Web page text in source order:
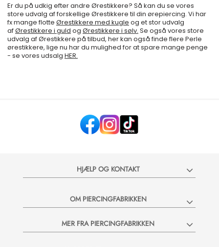
Er du på udkig efter andre Ørestikkere? Så kan du se vores
store udvalg af forskellige Ørestikkere til din ørepiercing. Vi har
fx mange flotte Ørestikkere med kugle og et stor udvalg
afØrestikkere i guld og Ørestikkere i sølv. Se også vores store
udvalg af Ørestikkere på tilbud, her kan også finde flere Perle
ørestikkere, lige nu har du mulighed for at spare mange penge
- se vores udsalg HER.
HJÆLP OG KONTAKT
OM PIERCINGFABRIKKEN
MER FRA PIERCINGFABRIKKEN